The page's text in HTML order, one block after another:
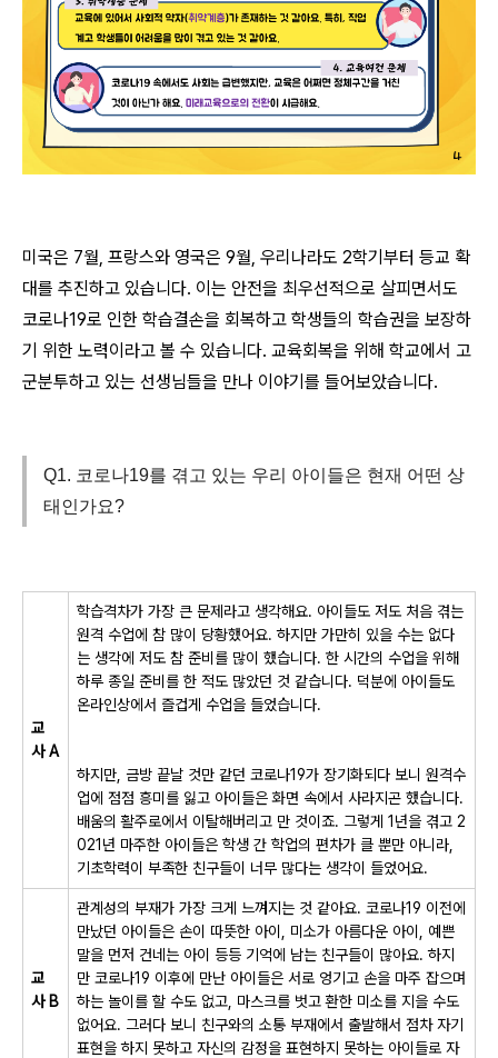
미국은 7월, 프랑스와 영국은 9월, 우리나라도 2학기부터 등교 확
대를 추진하고 있습니다. 이는 안전을 최우선적으로 살피면서도
코로나19로 인한 학습결손을 회복하고 학생들의 학습권을 보장하
기 위한 노력이라고 볼 수 있습니다. 교육회복을 위해 학교에서 고
군분투하고 있는 선생님들을 만나 이야기를 들어보았습니다.
Q1. 코로나19를 겪고 있는 우리 아이들은 현재 어떤 상
태인가요?
교
사 A
학습격차가 가장 큰 문제라고 생각해요. 아이들도 저도 처음 겪는
원격 수업에 참 많이 당황했어요. 하지만 가만히 있을 수는 없다
는 생각에 저도 참 준비를 많이 했습니다. 한 시간의 수업을 위해
하루 종일 준비를 한 적도 많았던 것 같습니다. 덕분에 아이들도
온라인상에서 즐겁게 수업을 들었습니다.
하지만, 금방 끝날 것만 같던 코로나19가 장기화되다 보니 원격수
업에 점점 흥미를 잃고 아이들은 화면 속에서 사라지곤 했습니다.
배움의 활주로에서 이탈해버리고 만 것이죠. 그렇게 1년을 겪고 2
021년 마주한 아이들은 학생 간 학업의 편차가 클 뿐만 아니라,
기초학력이 부족한 친구들이 너무 많다는 생각이 들었어요.
교
사 B
관계성의 부재가 가장 크게 느껴지는 것 같아요. 코로나19 이전에
만났던 아이들은 손이 따뜻한 아이
미소가 아름다운 아이
예쁜
말을 먼저 건네는 아이 등등 기억에 남는 친구들이 많아요. 하지
만 코로나19 이후에 만난 아이들은 서로 엉기고 손을 마주 잡으며
하는 놀이를 할 수도 없고 마스크를 벗고 환한 미소를 지을 수도
없어요. 그러다 보니 친구와의 소통 부재에서 출발해서 점차 자기
표현을 하지 못하고 자신의 감정을 표현하지 못하는 아이들로 자